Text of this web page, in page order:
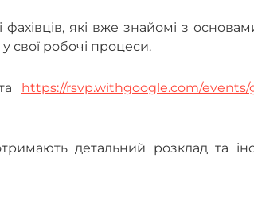
які вже знайомі з
у свої робочі процеси.
https://rsvp.withgoogle.com/
детальний розклад та